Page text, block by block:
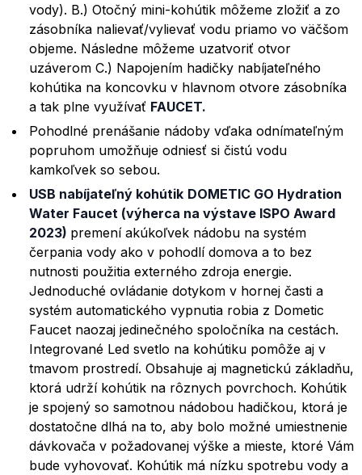
vody). B.) Otočný mini-kohútik môžeme zložiť a zo
zásobníka nalievať/vylievať vodu priamo vo väčšom
objeme. Následne môžeme uzatvoriť otvor
uzáverom C.) Napojením hadičky nabíjateľného
kohútika na koncovku v hlavnom otvore zásobníka
a tak plne využívať FAUCET.
Pohodlné prenášanie nádoby vďaka odnímateľným
popruhom umožňuje odniesť si čistú vodu
kamkoľvek so sebou.
USB nabíjateľný kohútik DOMETIC GO Hydration
Water Faucet (výherca na výstave ISPO Award
2023) premení akúkoľvek nádobu na systém
čerpania vody ako v pohodlí domova a to bez
nutnosti použitia externého zdroja energie.
Jednoduché ovládanie dotykom v hornej časti a
systém automatického vypnutia robia z Dometic
Faucet naozaj jedinečného spoločníka na cestách.
Integrované Led svetlo na kohútiku pomôže aj v
tmavom prostredí. Obsahuje aj magnetickú základňu,
ktorá udrží kohútik na rôznych povrchoch. Kohútik
je spojený so samotnou nádobou hadičkou, ktorá je
dostatočne dlhá na to, aby bolo možné umiestnenie
dávkovača v požadovanej výške a mieste, ktoré Vám
bude vyhovovať. Kohútik má nízku spotrebu vody a